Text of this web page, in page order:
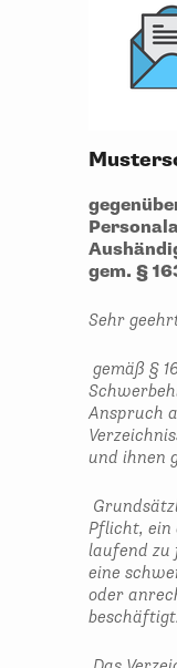
gem. §
Sehr
gemäß §
Anspruch
und ihnen
Pflicht, ein
laufend zu
eine
oder
beschäftigt.